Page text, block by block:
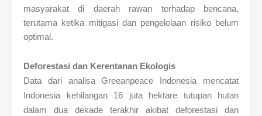
masyarakat di daerah rawan terhadap bencana,
terutama ketika mitigasi dan pengelolaan risiko belum
optimal.
Deforestasi dan Kerentanan Ekologis
Data dari analisa Greeanpeace Indonesia mencatat
Indonesia kehilangan 16 juta hektare tutupan hutan
dalam dua dekade terakhir akibat deforestasi dan